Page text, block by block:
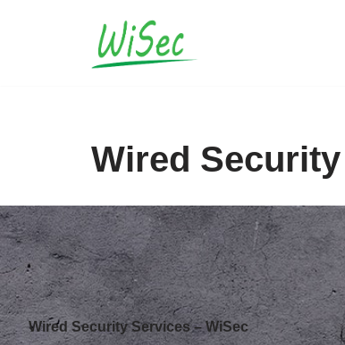
Wired
Wired Security Services – WiSec